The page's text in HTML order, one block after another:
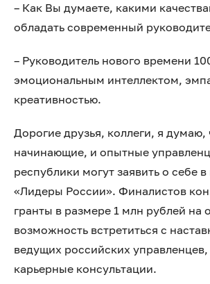
– Как Вы думаете, какими
обладать современный
– Руководитель нового времени
эмоциональным интеллектом,
креативностью.
Дорогие друзья, коллеги, я думаю,
начинающие, и опытные
республики могут заявить о себе
«Лидеры России». Финалистов
гранты в размере 1 млн рублей на
возможность встретиться с
ведущих российских
карьерные консультации.